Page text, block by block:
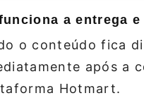
a entrega e
o conteúdo fica
após a
Hotmart.